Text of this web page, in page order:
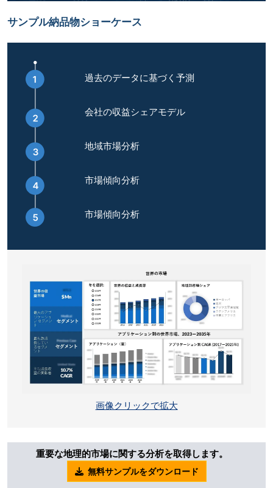
サンプル納品物ショーケース
過去のデータに基づく予測
会社の収益シェアモデル
地域市場分析
市場傾向分析
市場傾向分析
画像クリックで拡大
重要な地理的市場に関する分析を取得します。
無料サンプルをダウンロード